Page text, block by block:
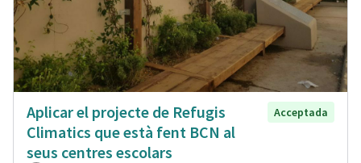
Aplicar el projecte de Refugis
Climatics que està fent BCN al
seus centres escolars
Acceptada